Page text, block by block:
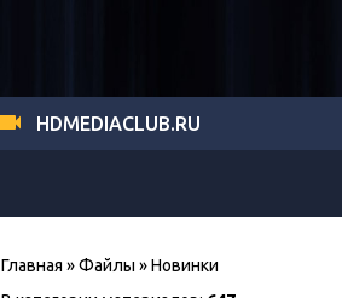
HDMEDIACLUB.RU
Главная »Файлы » Новинки